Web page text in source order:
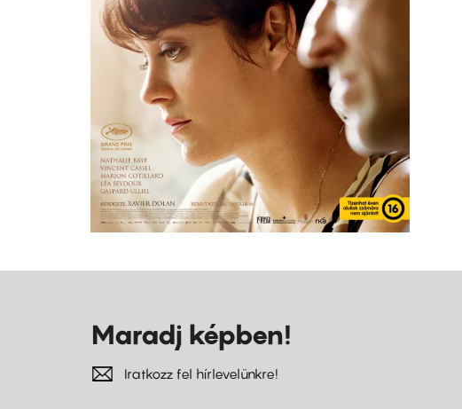
Maradj képben!
Iratkozz fel hírlevelünkre!